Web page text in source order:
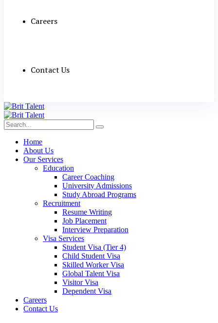
Careers
Contact Us
Home
About Us
Our Services
Education
Career Coaching
University Admissions
Study Abroad Programs
Recruitment
Resume Writing
Job Placement
Interview Preparation
Visa Services
Student Visa (Tier 4)
Child Student Visa
Skilled Worker Visa
Global Talent Visa
Visitor Visa
Dependent Visa
Careers
Contact Us